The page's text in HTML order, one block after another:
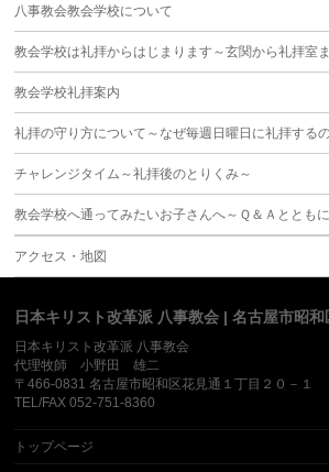
八事教会教会学校について
教会学校は礼拝からはじまります～玄関から礼拝室
教会学校礼拝案内
礼拝の守り方について～なぜ毎週日曜日に礼拝する
チャレンジタイム～礼拝後のとりくみ～
教会学校へ通ってみたいお子さんへ～Ｑ＆Ａととも
アクセス・地図
日本キリスト改革派 八事教会 | 名古屋市昭和
日本キリスト改革派 八事教会
代理牧師 小野田 雄二
〒466-0831 名古屋市昭和区花見通１丁目２０－１
TEL/FAX 052-751-8360
トップページ